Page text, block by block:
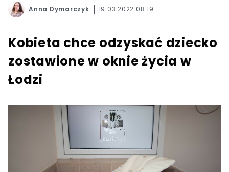
Anna Dymarczyk 19.03.2022 08:19
Kobieta chce odzyskać dziecko
zostawione w oknie życia w
Łodzi